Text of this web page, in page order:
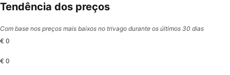
Tendência dos preços
Com base nos preços mais baixos no trivago durante os últimos 30 dias
€ 0
€ 0